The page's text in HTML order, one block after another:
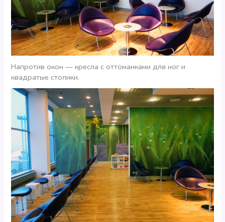
Напротив окон — кресла с оттоманками для ног и
квадратые столики.